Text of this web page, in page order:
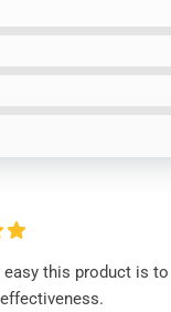
easy this product is